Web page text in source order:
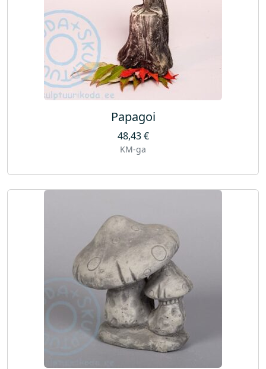
Papagoi
48,43€
KM-ga